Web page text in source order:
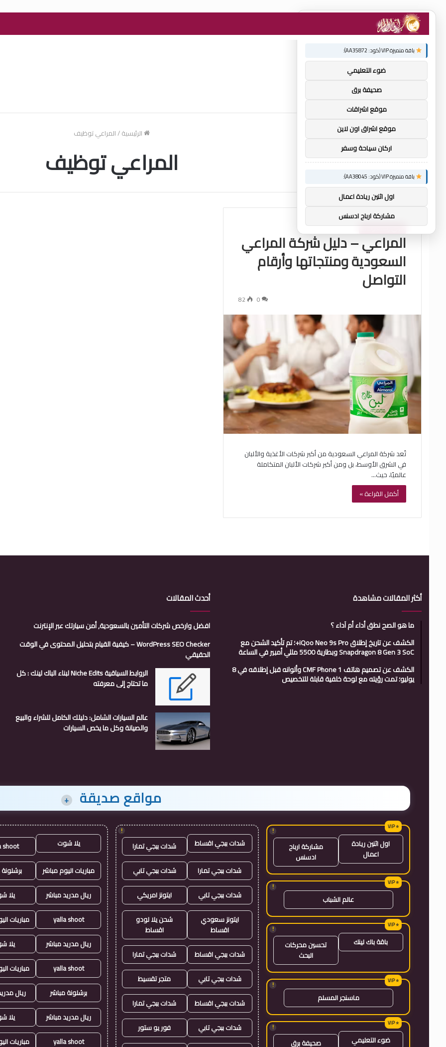
الرئيسية/المراعي توظيف
المراعي توظيف
الرأي والمعلومات
المراعي – دليل شركة المراعي
السعودية ومنتجاتها وأرقام
التواصل
0
82
تُعد شركة المراعي السعودية من أكبر شركات الأغذية والألبان
في الشرق الأوسط، بل ومن أكبر شركات الألبان المتكاملة
عالميًا، حيث…
أكمل القراءة »
أكثر المقالات مشاهدة
ما هو الصح نطق أداء أم آداء ؟
الكشف عن تاريخ إطلاق iQoo Neo 9s Pro+؛ تم تأكيد الشحن مع
Snapdragon 8 Gen 3 SoC وبطارية 5500 مللي أمبير في الساعة
الكشف عن تصميم هاتف CMF Phone 1 وألوانه قبل إطلاقه في 8
يوليو؛ تمت رؤيته مع لوحة خلفية قابلة للتخصيص
أحدث المقالات
افضل وارخص شركات التأمين بالسعودية, أمن سيارتك عبر الإنترنت
WordPress SEO Checker – كيفية القيام بتحليل المحتوى في الوقت
الحقيقي
الروابط السياقية Niche Edits لبناء الباك لينك : كل
ما تحتاج إلى معرفته
عالم السيارات الشامل: دليلك الكامل للشراء والبيع
والصيانة وكل ما يخص السيارات
مواقع صديقة +
!
اول اثنين ريادة
اعمال
مشاركة ارباح
ادسنس
!
عالم الشباب
!
باقة باك لينك
تحسين محركات
البحث
!
ماسنجر المسلم
!
ضوء التعليمي صحيفة برق
!
شدات ببجي اقساط شدات ببجي تمارا
شدات ببجي تمارا شدات ببجي تابي
شدات ببجي تابي ايتونز امريكي
ايتونز سعودي
اقساط
شحن يلا لودو
اقساط
شدات ببجي اقساط شدات ببجي تمارا
شدات ببجي تابي متجر تقسيط
شدات ببجي اقساط شدات ببجي تمارا
شدات ببجي تابي فور يو ستور
يلا شوت shoot
مباريات اليوم مباشر
ريال مدريد مباشر يلا
yalla shoot مباريات
ريال مدريد مباشر يلا
yalla shoot مباريات
برشلونة مباشر ريال
ريال مدريد مباشر يلا
yalla shoot مباريات
توصيات :
باقة متميزة VIP (كود: AA35872):
ضوء التعليمي
صحيفة برق
موقع اشراقات
موقع اشراق اون لاين
اركان سياحة وسفر
باقة متميزة VIP (كود: AA38045):
اول اثنين ريادة اعمال
مشاركة ارباح ادسنس